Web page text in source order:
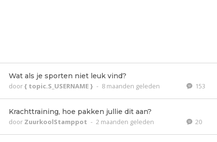
Wat als je sporten niet leuk vind?
door{ topic.S_USERNAME } - 8 maanden geleden 153
Krachttraining, hoe pakken jullie dit aan?
door ZuurkoolStamppot - 2 maanden geleden 20